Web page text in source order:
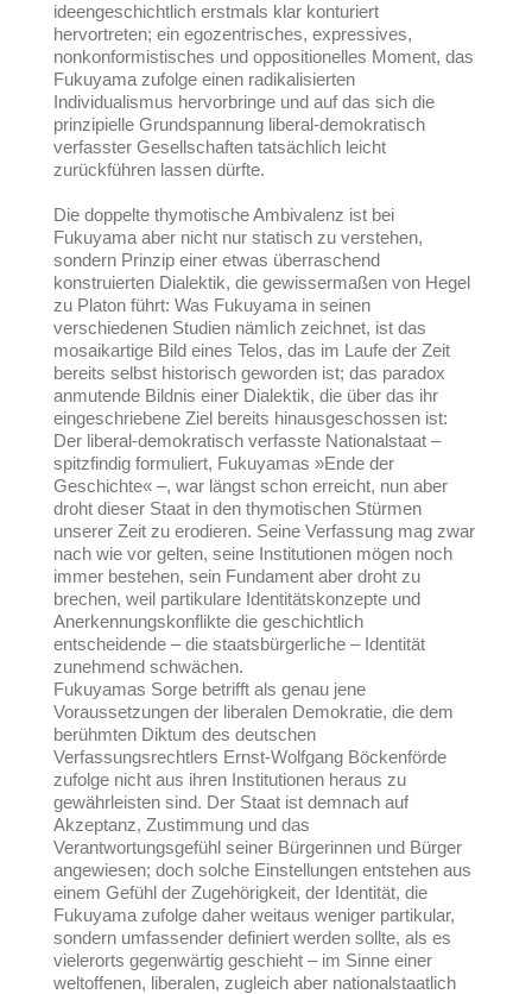
ideengeschichtlich erstmals klar konturiert
hervortreten; ein egozentrisches, expressives,
nonkonformistisches und oppositionelles Moment, das
Fukuyama zufolge einen radikalisierten
Individualismus hervorbringe und auf das sich die
prinzipielle Grundspannung liberal-demokratisch
verfasster Gesellschaften tatsächlich leicht
zurückführen lassen dürfte.
Die doppelte thymotische Ambivalenz ist bei
Fukuyama aber nicht nur statisch zu verstehen,
sondern Prinzip einer etwas überraschend
konstruierten Dialektik, die gewissermaßen von Hegel
zu Platon führt: Was Fukuyama in seinen
verschiedenen Studien nämlich zeichnet, ist das
mosaikartige Bild eines Telos, das im Laufe der Zeit
bereits selbst historisch geworden ist; das paradox
anmutende Bildnis einer Dialektik, die über das ihr
eingeschriebene Ziel bereits hinausgeschossen ist:
Der liberal-demokratisch verfasste Nationalstaat –
spitzfindig formuliert, Fukuyamas »Ende der
Geschichte« –, war längst schon erreicht, nun aber
droht dieser Staat in den thymotischen Stürmen
unserer Zeit zu erodieren. Seine Verfassung mag zwar
nach wie vor gelten, seine Institutionen mögen noch
immer bestehen, sein Fundament aber droht zu
brechen, weil partikulare Identitätskonzepte und
Anerkennungskonflikte die geschichtlich
entscheidende – die staatsbürgerliche – Identität
zunehmend schwächen.
Fukuyamas Sorge betrifft als genau jene
Voraussetzungen der liberalen Demokratie, die dem
berühmten Diktum des deutschen
Verfassungsrechtlers Ernst-Wolfgang Böckenförde
zufolge nicht aus ihren Institutionen heraus zu
gewährleisten sind. Der Staat ist demnach auf
Akzeptanz, Zustimmung und das
Verantwortungsgefühl seiner Bürgerinnen und Bürger
angewiesen; doch solche Einstellungen entstehen aus
einem Gefühl der Zugehörigkeit, der Identität, die
Fukuyama zufolge daher weitaus weniger partikular,
sondern umfassender definiert werden sollte, als es
vielerorts gegenwärtig geschieht – im Sinne einer
weltoffenen, liberalen, zugleich aber nationalstaatlich